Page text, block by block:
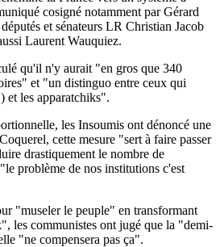
cosigné notamment par Gérard
et sénateurs LR Christian Jacob
Laurent Wauquiez.
qu'il n'y aurait "en gros que 340
et "un distinguo entre ceux qui
et les apparatchiks".
les Insoumis ont dénoncé une
cette mesure "sert à faire passer
drastiquement le nombre de
problème de nos institutions c'est
"museler le peuple" en transformant
les communistes ont jugé que la "demi-
"ne compensera pas ça".